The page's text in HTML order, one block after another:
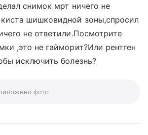
снимок мрт ничего не
шишковидной зоны,спросил
не ответили.Посмотрите
,это не гайморит?Или рентген
исключить болезнь?
фото